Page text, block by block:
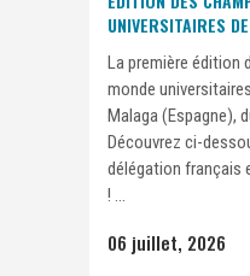
UNIVERSITAIRES
La première édition
monde
Malaga (Espagne),
Découvrez ci-
délégation français
! ...
06 juillet, 2026